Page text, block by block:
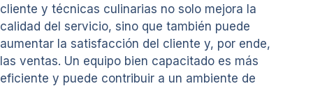
cliente y técnicas culinarias no solo mejora la
calidad del servicio, sino que también puede
aumentar la satisfacción del cliente y, por ende,
las ventas. Un equipo bien capacitado es más
eficiente y puede contribuir a un ambiente de